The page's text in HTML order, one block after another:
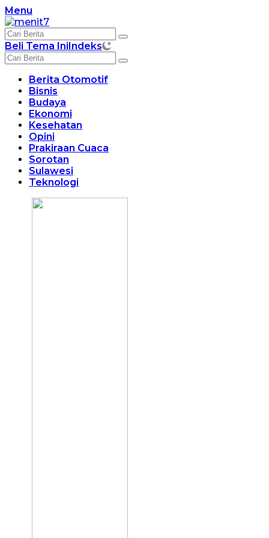
Langsung
ke
konten
Menu
Beli Tema IniIndeks
Berita Otomotif
Bisnis
Budaya
Ekonomi
Kesehatan
Opini
Prakiraan Cuaca
Sorotan
Sulawesi
Teknologi